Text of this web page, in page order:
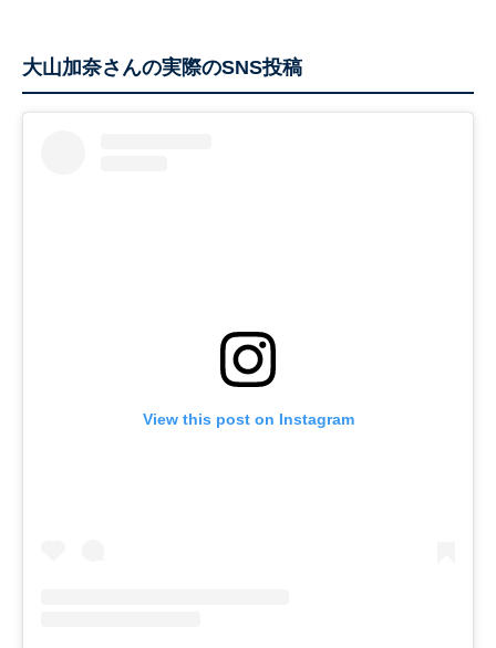
大山加奈さんの実際のSNS投稿
View this post on Instagram